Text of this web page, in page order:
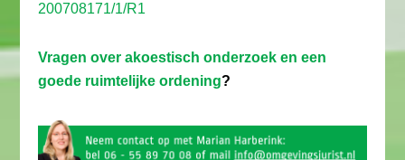
200708171/1/R1
Vragen over akoestisch onderzoek en een
goede ruimtelijke ordening?